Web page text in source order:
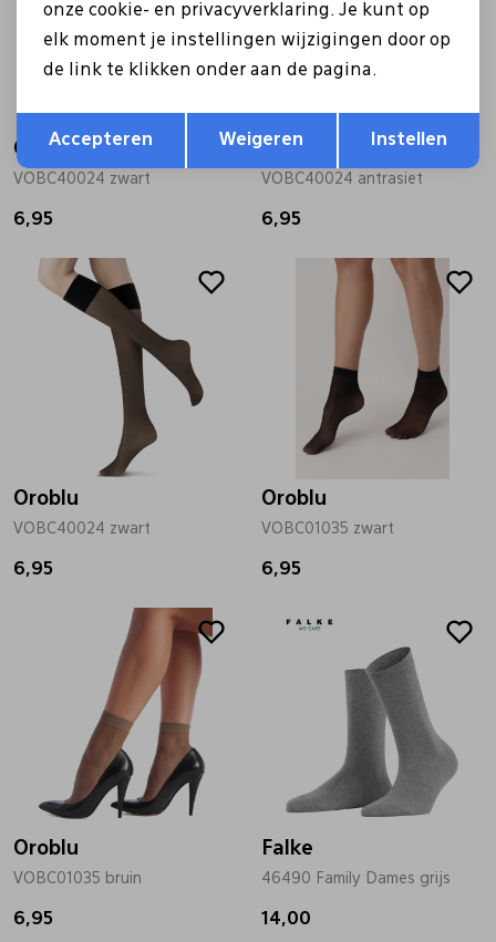
Oroblu
VOBC40024 zwart
6,95
Oroblu
VOBC40024 antrasiet
6,95
Oroblu
VOBC40024 zwart
6,95
Oroblu
VOBC01035 zwart
6,95
Oroblu
VOBC01035 bruin
6,95
Falke
46490 Family Dames grijs
14,00
Terug Opslaan
onze cookie- en privacyverklaring. Je kunt op
elk moment je instellingen wijzigingen door op
de link te klikken onder aan de pagina.
Accepteren Weigeren Instellen